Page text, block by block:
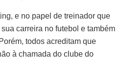
e no papel de treinador que
carreira no futebol e também
todos acreditam que
à chamada do clube do